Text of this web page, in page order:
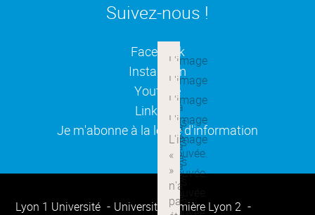
Suivez-nous !
Facebook
(ouverture dans une
Instagram(ouverture dans une
Youtube(ouverture dans une
Linkedin
(ouverture dans une
Je m'abonne à la lettre d'information
(ouverture dans une
Lyon 1 Université
Université Lumière Lyon 2